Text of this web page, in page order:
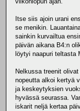
Itse siis ajoin urani
se menikin.
sainkin kurvailtua
päivän aikana B4:n
löytyi naapuri teltasta
Nelkussa treenit
nopeutta alkoi kertyä
ja keskeytyksien
hyvässä seurassa.
iskarit neljä kertaa